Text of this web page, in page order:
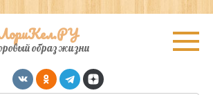
образ жизни